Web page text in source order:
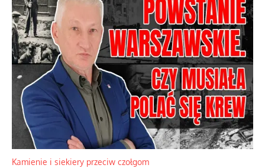
Kamienie i siekiery przeciw czołgom